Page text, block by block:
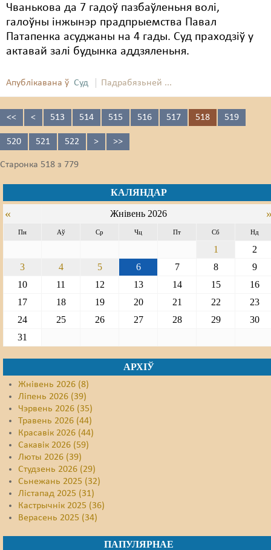
Чванькова да 7 гадоў пазбаўленьня волі,
галоўны інжынэр прадпрыемства Павал
Патапенка асуджаны на 4 гады. Суд праходзіў у
актавай залі будынка аддзяленьня.
Апублікавана ў Суд Падрабязьней ...
<< < 513 514 515 516 517 518 519
520 521 522 > >>
Старонка 518 з 779
КАЛЯНДАР
« Жнівень 2026
Пн Аў Ср Чц Пт Сб Нд
1
2
3
4 5 6 7 8
9
10
11 12 13 14 15
16
17
18 19 20 21 22
23
24
25 26 27 28 29
30
31
АРХІЎ
Жнівень 2026 (8)
Ліпень 2026 (39)
Чэрвень 2026 (35)
Травень 2026 (44)
Красавік 2026 (44)
Сакавік 2026 (59)
Люты 2026 (39)
Студзень 2026 (29)
Сьнежань 2025 (32)
Лістапад 2025 (31)
Кастрычнік 2025 (36)
Верасень 2025 (34)
ПАПУЛЯРНАЕ